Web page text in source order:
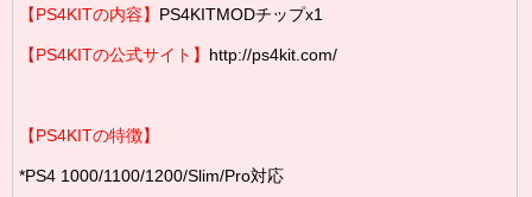
【PS4KITの内容】 PS4KITMODチップx1
【PS4KITの公式サイト】 http://ps4kit.com/
【PS4KITの特徴】
*PS4 1000/1100/1200/Slim/Pro対応